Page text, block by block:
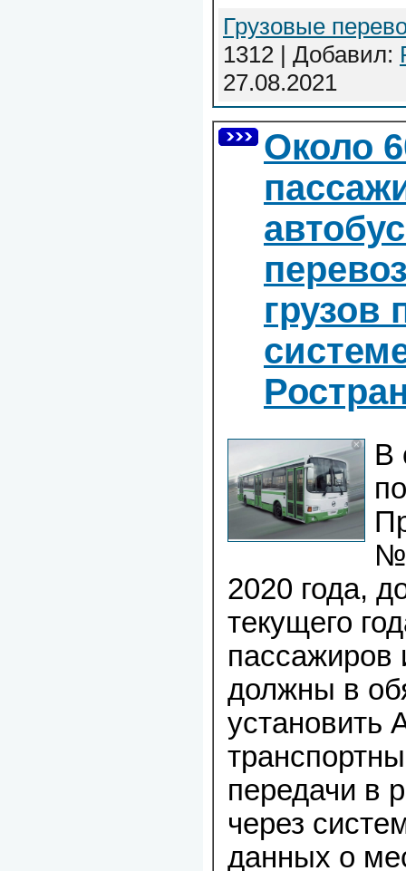
Грузовые
1312 | Добавил:
27.08.2021
Около
грузов
В
2020 года,
текущего
пассажиров
должны в
установить
передачи в
через
данных о